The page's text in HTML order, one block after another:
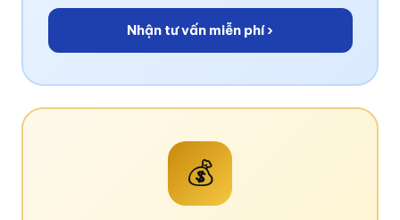
Nhận tư vấn miễn phí ›
💰